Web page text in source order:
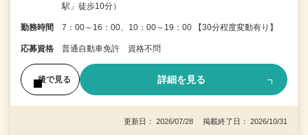
駅」徒歩10分）
勤務時間 7：00～16：00、10：00～19：00 【30分程度変動有り】
応募資格 普通自動車免許 資格不問
後で見る 詳細を見る
更新日： 2026/07/28 掲載終了日： 2026/10/31